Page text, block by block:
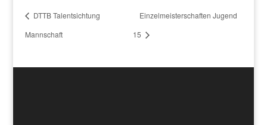
DTTB Talentsichtung
Mannschaft
Einzelmeisterschaften Jugend
15